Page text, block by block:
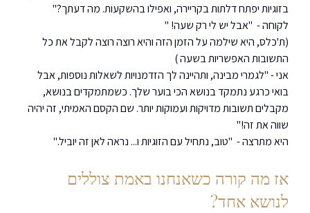
בזוגיות יפתח דלתות בקריירה, ואפילו בהשקעות. מה דעתך?"
לקוחה -  "אבל יש לי רק שעה! "
(ת'כלס, היא שילמה על הזמן הזה והיא רוצה רוצה לקבל את כל
התשובות האפשריות בשעה )
אני - "לגמרי מבינה, ותהיינה לך הזדמנויות לשאלות נוספות, אבל
בואי כרגע נתמקד בנושא הכי בוער שלך. כשמתמקדים בנושא,
מקבלים תשובות מדויקות ועמוקות יותר. שם הקסם האמיתי, זה יהיה
שווה את זה!"
היא מתרצה -  "טוב, נתחיל עם הזוגיות ו... נראה לאן זה יוביל."
אז מה קורה כשאנחנו באמת צוללים
לנושא אחד?